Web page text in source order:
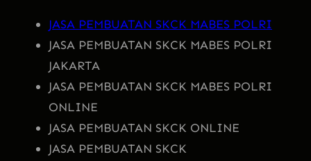
JASA PEMBUATAN SKCK MABES POLRI
JASA PEMBUATAN SKCK MABES POLRI
JAKARTA
JASA PEMBUATAN SKCK MABES POLRI
ONLINE
JASA PEMBUATAN SKCK ONLINE
JASA PEMBUATAN SKCK